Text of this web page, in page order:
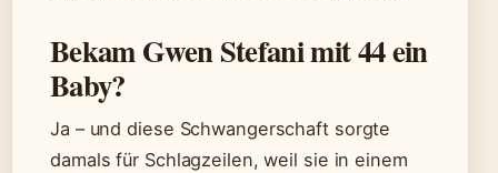
Bekam Gwen Stefani mit 44 ein
Baby?
Ja – und diese Schwangerschaft sorgte
damals für Schlagzeilen, weil sie in einem